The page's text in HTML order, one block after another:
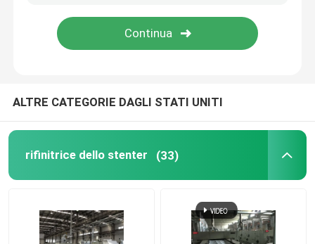
Asciugatrice del cilindro
Gamma di candeggio e di raschiatura
Linea di produzione della fibra di graffetta di
ALTRE CATEGORIE DAGLI STATI UNITI
rifinitrice dello stenter (33)